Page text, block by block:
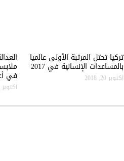
تركيا تحتل المرتبة الأولى عالميا
بالمساعدات الإنسانية في 2017
أكتوبر 20, 2018 في
أكتوبر 20, 2018